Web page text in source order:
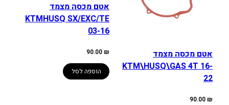
אטם מכסה מצמד
KTM\HUSQ\GAS 4T 16-
22
90.00₪
אטם מכסה מצמד
KTMHUSQ SX/EXC/TE
03-16
90.00₪
הוספה לסל